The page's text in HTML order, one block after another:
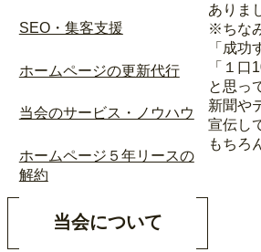
ありま
※ちな
「成
「１
と思っ
新聞や
宣伝し
もちろ
SEO・集客支援
ホームページの更新代行
当会のサービス・ノウハウ
ホームページ５年リースの
解約
当会について